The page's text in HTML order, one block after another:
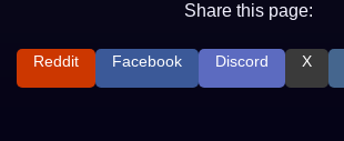
Share this page:
Reddit Facebook Discord X